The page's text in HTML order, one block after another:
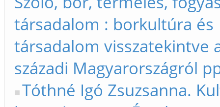
társadalom : borkultúra és
társadalom visszatekintve
századi Magyarországról
Tóthné Igó Zsuzsanna.